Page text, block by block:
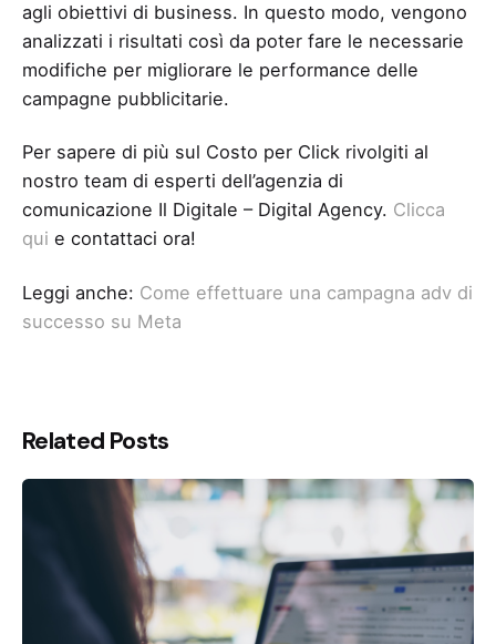
agli obiettivi di business. In questo modo, vengono
analizzati i risultati così da poter fare le necessarie
modifiche per migliorare le performance delle
campagne pubblicitarie.
Per sapere di più sul Costo per Click rivolgiti al
nostro team di esperti dell’agenzia di
comunicazione Il Digitale – Digital Agency. Clicca
qui e contattaci ora!
Leggi anche: Come effettuare una campagna adv di
successo su Meta
Related Posts